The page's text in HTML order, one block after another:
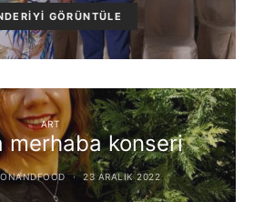
GÖRÜNTÜLE
ART
merhaba konseri
23 ARALIK 2022